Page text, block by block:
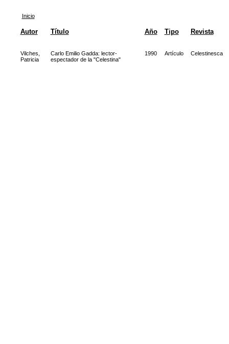
Inicio
Autor Título Año Tipo Revista
Vilches,
Patricia
Carlo Emilio Gadda: lector-
espectador de la "Celestina"
1990 Artículo Celestinesca